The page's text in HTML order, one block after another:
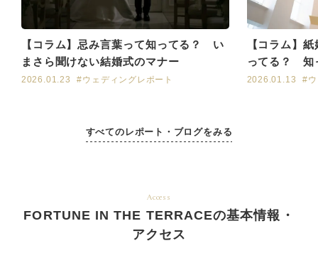
すべてのレポート・ブログをみる
【コラム】忌み言葉って知ってる？ い
まさら聞けない結婚式のマナー
2026.01.23 #ウェディングレポート
【コラム】
ってる？ 知
楽しみになる
2026.01.13 #
Access
FORTUNE IN THE TERRACEの基本情報・
アクセス